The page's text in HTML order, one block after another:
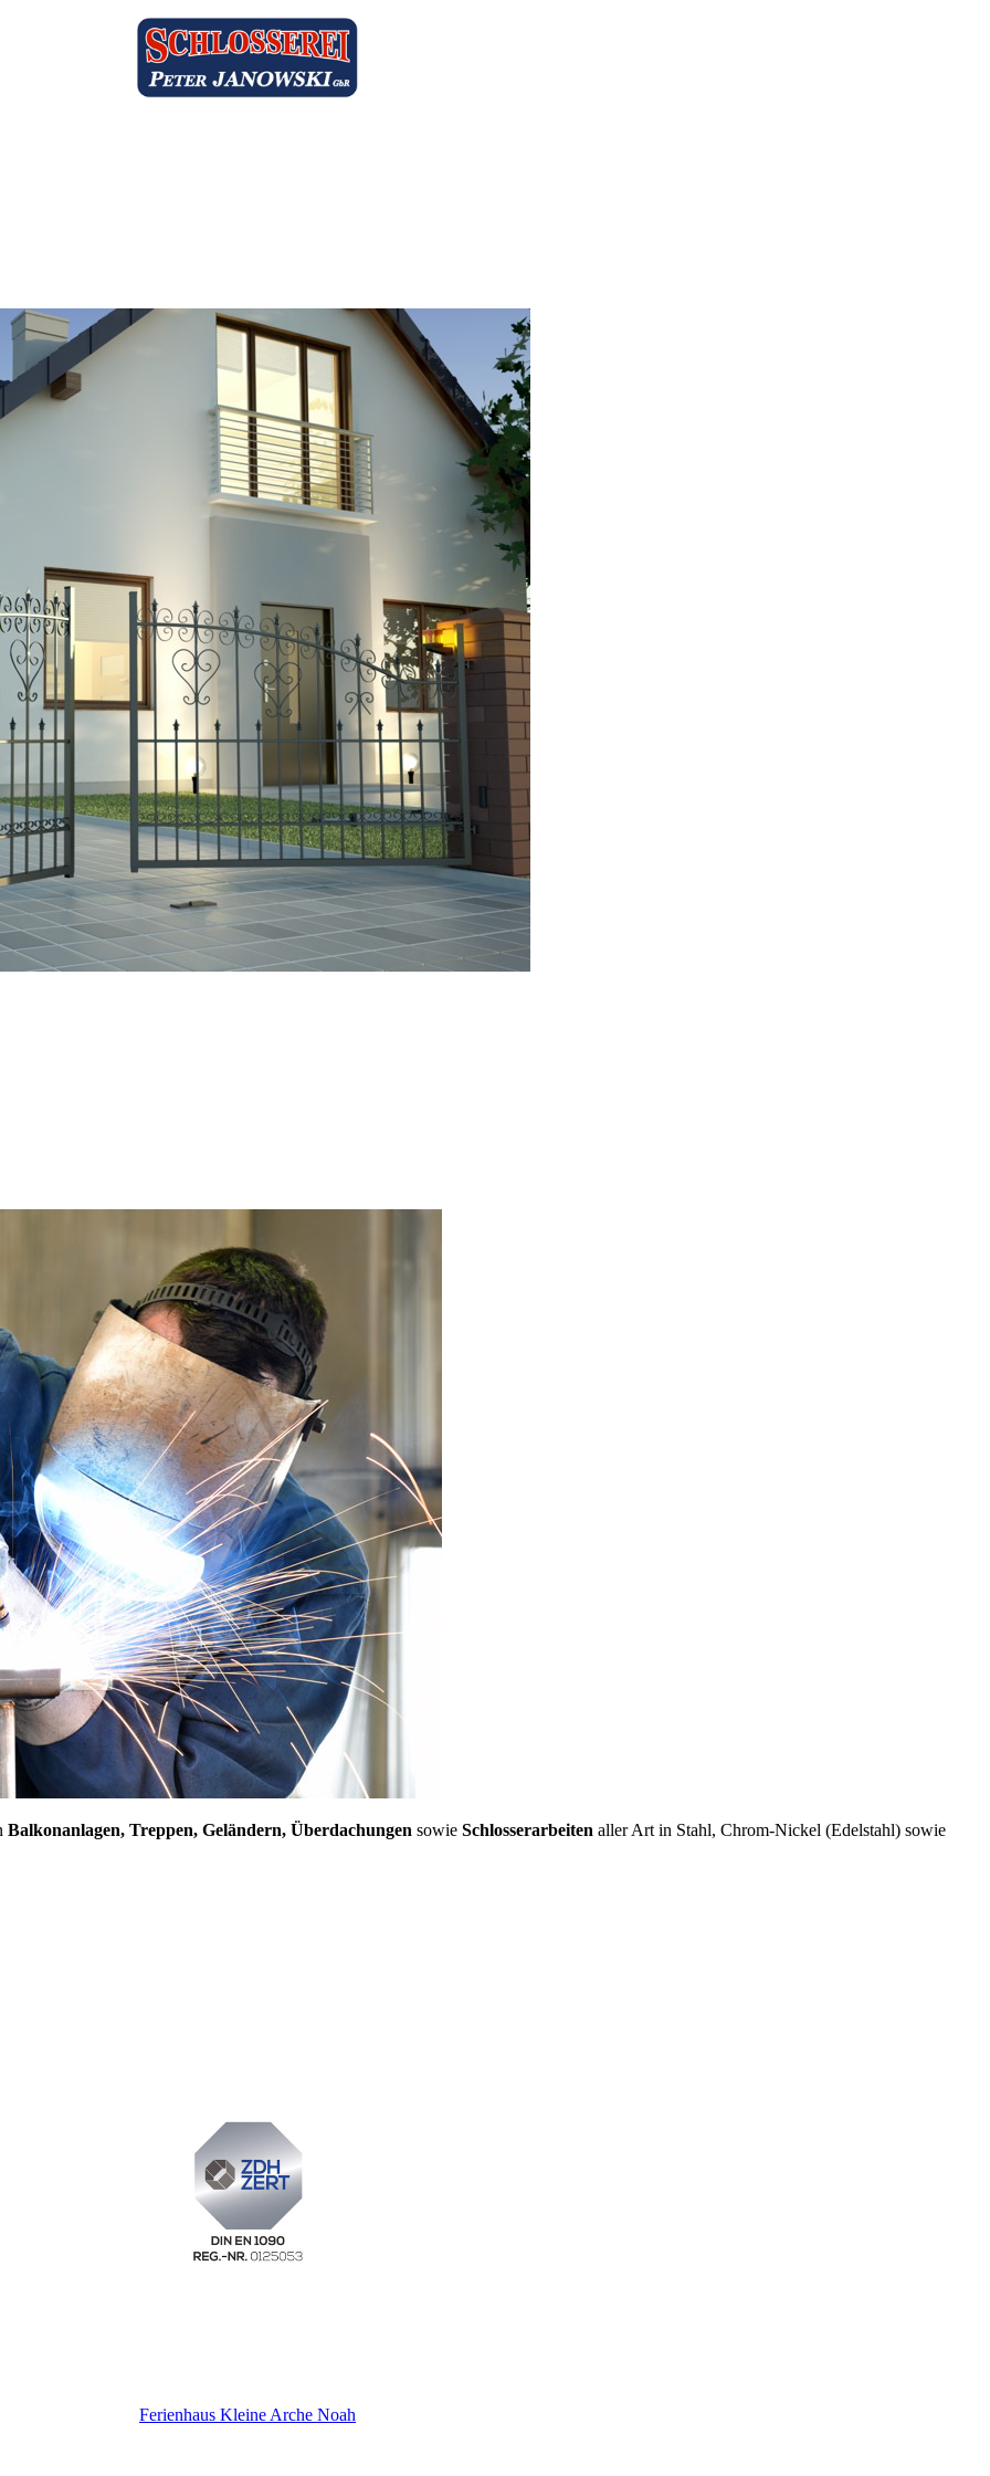
Balkonanlagen, Treppen, Geländern, Überdachungen sowie Schlosserarbeiten aller Art in Stahl, Chrom-Nickel (Edelstahl) sowie
Ferienhaus Kleine Arche Noah